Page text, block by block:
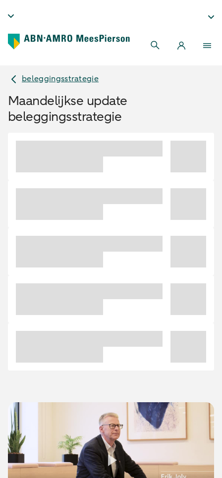
beleggingsstrategie
Maandelijkse update
beleggingsstrategie